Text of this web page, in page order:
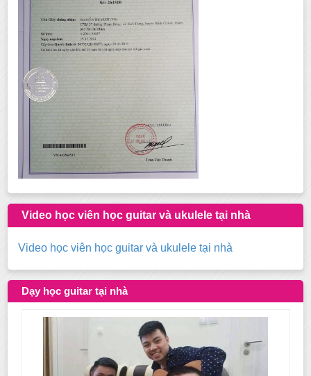
Video học viên học guitar và ukulele tại nhà
Video học viên học guitar và ukulele tại nhà
Dạy học guitar tại nhà